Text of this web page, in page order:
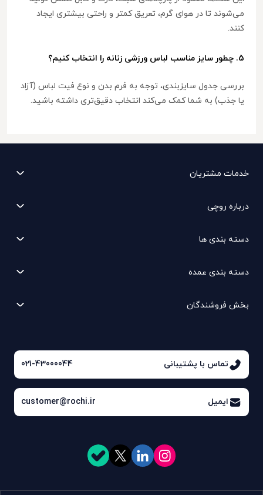
می‌شوند تا در هوای گرم، تعریق کمتر و راحتی بیشتری ایجاد
کنند.
5. چطور سایز مناسب لباس ورزشی زنانه را انتخاب کنیم؟
بررسی جدول سایزبندی، توجه به فرم بدن و نوع فیت لباس (آزاد
یا جذب) به شما کمک می‌کند انتخاب دقیق‌تری داشته باشید.
خدمات مشتریان
درباره روچی
دسته بندی ها
دسته بندی عمده
بخش فروشندگان
تماس با پشتیبانی 021-43000044
ایمیل customer@rochi.ir